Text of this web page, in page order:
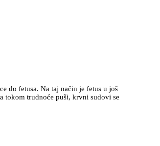
do fetusa. Na taj način je fetus u još
tokom trudnoće puši, krvni sudovi se